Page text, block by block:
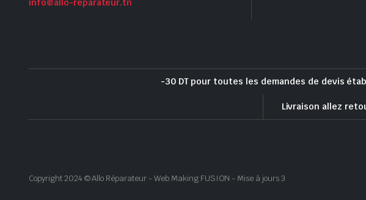
info@allo-reparateur.tn
-30 DT pour toutes les demandes de devis
Livraison allez
Copyright 2024 © Allo Réparateur - Web Making FUSION - Mise à jours 3